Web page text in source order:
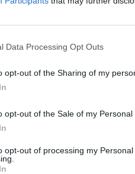
Data Processing Opt Outs
opt-out of the Sharing of my
opt-out of the Sale of my Personal
opt-out of processing my
και το επόμενο
θα εξακολουθήσει να
καιρός. Το
τοπικοί όμβροι και
3 με 5
φτάσει στις Κυκλάδες
τοπικά τους